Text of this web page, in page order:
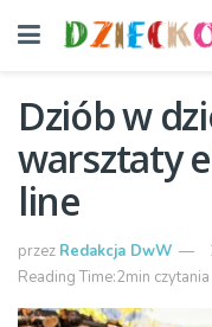
Dziób w
warsztaty
line
przez Redakcja DwW
Reading Time:2min czytania